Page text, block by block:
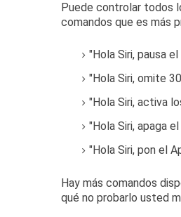
Puede controlar todos
comandos que es más
"Hola Siri, pausa
"Hola Siri, omite
"Hola Siri, activa
"Hola Siri, apaga
"Hola Siri, pon el
Hay más comandos
qué no probarlo usted